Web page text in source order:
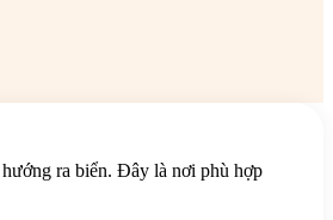
ra biển. Đây là nơi phù hợp